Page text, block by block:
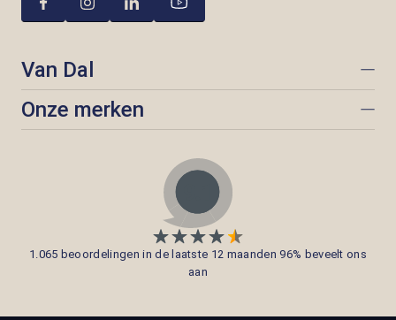
Van Dal
Onze merken
1.065 beoordelingen in de laatste 12 maanden 96% beveelt ons
aan